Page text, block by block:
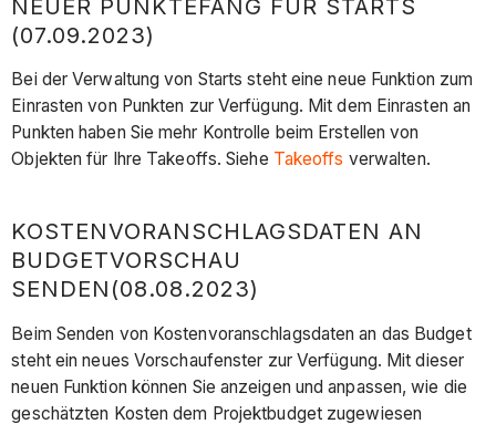
NEUER PUNKTEFANG FÜR STARTS
(07.09.2023)
Bei der Verwaltung von Starts steht eine neue Funktion zum
Einrasten von Punkten zur Verfügung. Mit dem Einrasten an
Punkten haben Sie mehr Kontrolle beim Erstellen von
Objekten für Ihre Takeoffs. Siehe Takeoffs verwalten.
KOSTENVORANSCHLAGSDATEN AN
BUDGETVORSCHAU
SENDEN(08.08.2023)
Beim Senden von Kostenvoranschlagsdaten an das Budget
steht ein neues Vorschaufenster zur Verfügung. Mit dieser
neuen Funktion können Sie anzeigen und anpassen, wie die
geschätzten Kosten dem Projektbudget zugewiesen